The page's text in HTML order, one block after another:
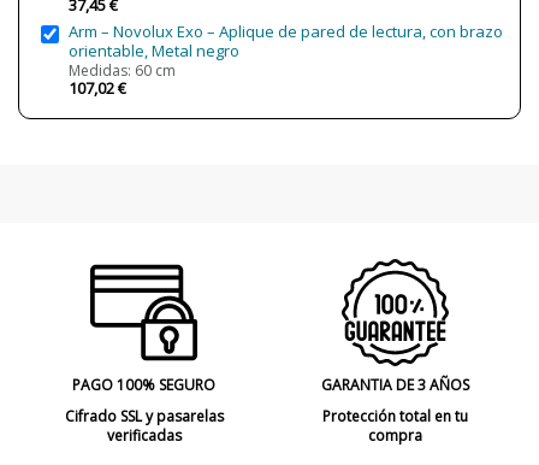
37,45 €
Arm – Novolux Exo – Aplique de pared de lectura, con brazo
orientable, Metal negro
Medidas: 60 cm
107,02 €
PAGO 100% SEGURO
Cifrado SSL y pasarelas
verificadas
GARANTIA DE 3 AÑOS
Protección total en tu
compra